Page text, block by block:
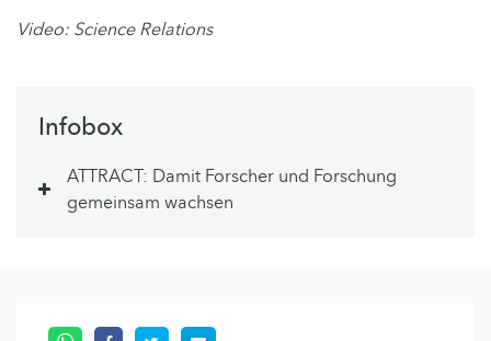
Video: Science Relations
Infobox
ATTRACT: Damit Forscher und Forschung
gemeinsam wachsen